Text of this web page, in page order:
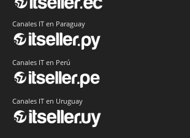
Canales IT en Paraguay
Canales IT en Perú
Canales IT en Uruguay